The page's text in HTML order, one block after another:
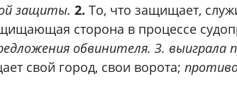
защиты. 2. То, что защищает,
сторона в процессе
обвинителя. З. выиграла
свой город, свои ворота;